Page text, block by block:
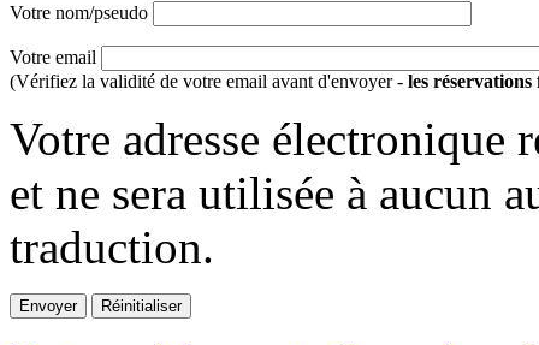
Votre nom/pseudo
Votre email
(Vérifiez la validité de votre email avant d'envoyer - les réservations
Votre adresse électronique
et ne sera utilisée à aucun
traduction.